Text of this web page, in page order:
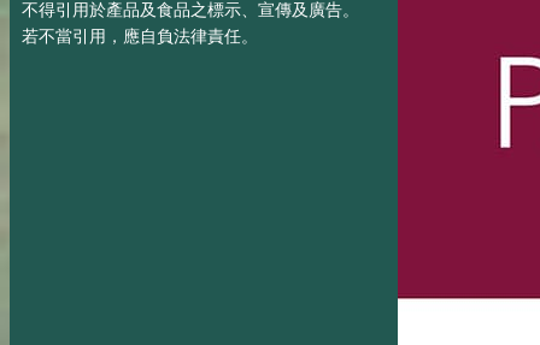
不得引用於產品及食品之標示、宣傳及廣告。
若不當引用，應自負法律責任。